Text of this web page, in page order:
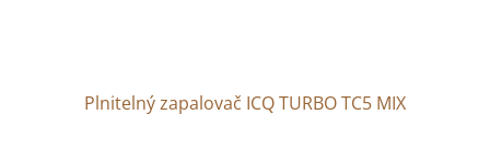
Plnitelný zapalovač ICQ TURBO TC5 MIX